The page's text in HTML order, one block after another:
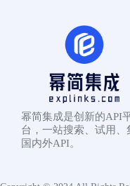
幂简集成是创新的API
台，一站搜索、试用、
国内外API。